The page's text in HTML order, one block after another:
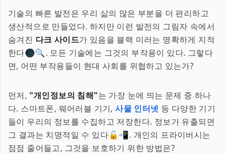
기술의 빠른 발전은 우리 삶의 많은 부분을 더 편리하고
생산적으로 만들었다. 하지만 이런 발전의 그림자 속에서
숨겨진 다크 사이드가 있음을 블랙 미러는 명확하게 지적
한다🌑🔍. 모든 기술에는 그것의 부작용이 있다. 그렇다
면, 어떤 부작용들이 현대 사회를 위협하고 있는가?
먼저, "개인정보의 침해"는 가장 눈에 띄는 문제 중 하나
다. 스마트폰, 웨어러블 기기,사물 인터넷 등 다양한 기기
들이 우리의 정보를 수집하고 저장한다. 정보가 유출되면
그 결과는 치명적일 수 있다🔓📲. 개인의 프라이버시는
점점 줄어들고, 그것을 보호하기 위한 방법은?